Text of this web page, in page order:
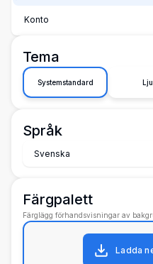
Konto
Tema
Systemstandard
Språk
Färgpalett
Färglägg förhandsvisningar av
Ladda